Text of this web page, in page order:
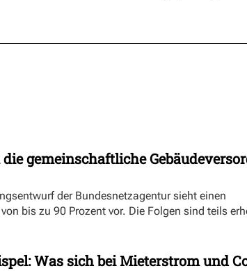
gemeinschaftliche
der Bundesnetzagentur sieht einen
bis zu 90 Prozent vor. Die Folgen sind teils
Was sich bei Mieterstrom und